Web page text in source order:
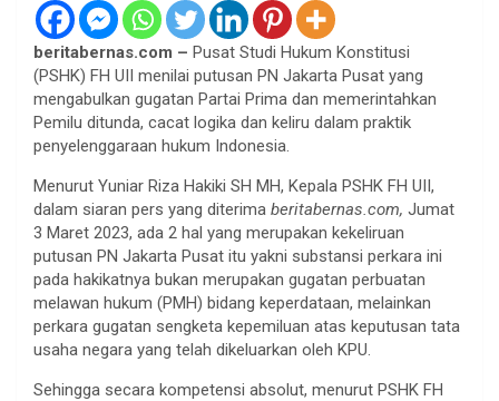
beritabernas.com – Pusat Studi Hukum Konstitusi
(PSHK) FH UII menilai putusan PN Jakarta Pusat yang
mengabulkan gugatan Partai Prima dan memerintahkan
Pemilu ditunda, cacat logika dan keliru dalam praktik
penyelenggaraan hukum Indonesia.
Menurut Yuniar Riza Hakiki SH MH, Kepala PSHK FH UII,
dalam siaran pers yang diterima beritabernas.com, Jumat
3 Maret 2023, ada 2 hal yang merupakan kekeliruan
putusan PN Jakarta Pusat itu yakni substansi perkara ini
pada hakikatnya bukan merupakan gugatan perbuatan
melawan hukum (PMH) bidang keperdataan, melainkan
perkara gugatan sengketa kepemiluan atas keputusan tata
usaha negara yang telah dikeluarkan oleh KPU.
Sehingga secara kompetensi absolut, menurut PSHK FH